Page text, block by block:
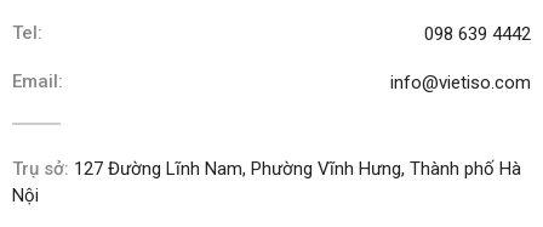
Tel: 098 639 4442
Email: info@vietiso.com
Trụ sở: 127 Đường Lĩnh Nam, Phường Vĩnh Hưng, Thành phố Hà
Nội